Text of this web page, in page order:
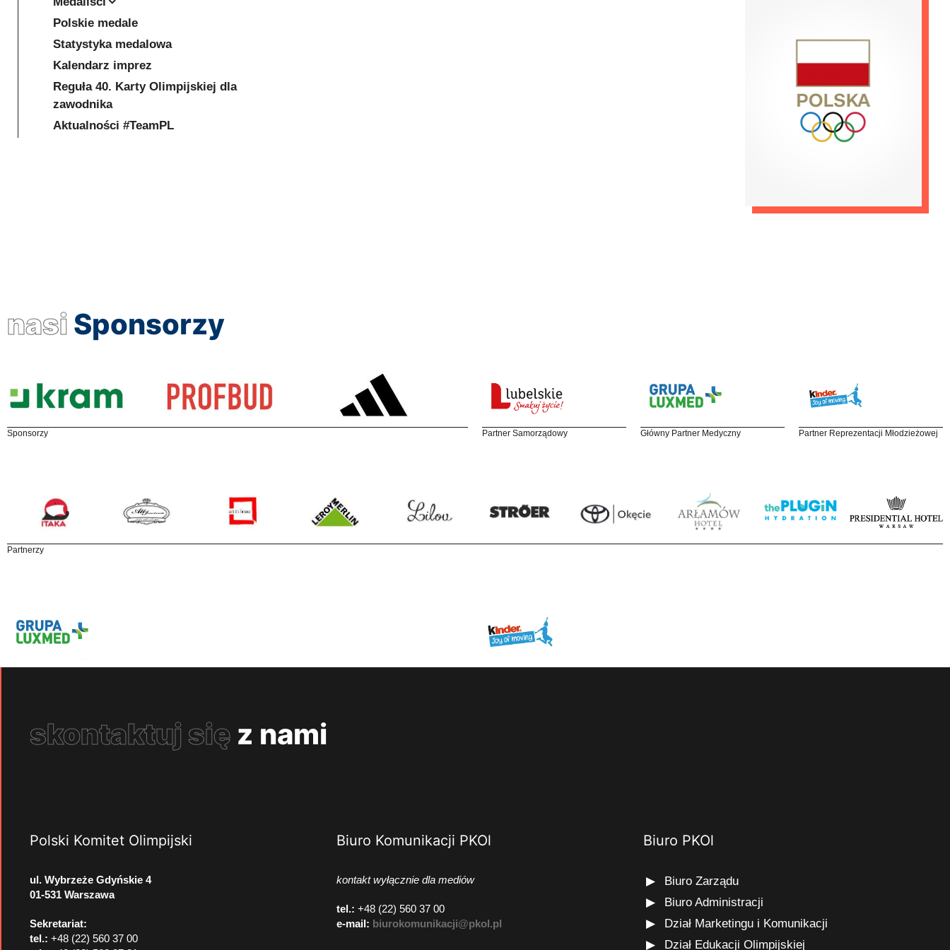
Polskie medale
Statystyka medalowa
Kalendarz imprez
Reguła 40. Karty Olimpijskiej dla
zawodnika
Aktualności #TeamPL
nasi Sponsorzy
Sponsorzy Partner Samorządowy Główny Partner Medyczny Partner Reprezentacji Młodzieżowej
Partnerzy
skontaktuj się z nami
Polski Komitet Olimpijski
ul. Wybrzeże Gdyńskie 4
01-531 Warszawa
Sekretariat:
tel.: +48 (22) 560 37 00
Biuro Komunikacji PKOl
kontakt wyłącznie dla mediów
tel.: +48 (22) 560 37 00
e-mail: biurokomunikacji@pkol.pl
Biuro PKOl
Biuro Zarządu
Biuro Administracji
Dział Marketingu i Komunikacji
Dział Edukacji Olimpijskiej